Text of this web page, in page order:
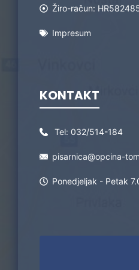
Žiro-račun:
Impresum
KONTAKT
Tel: 032/514-184
pisarnica@opcina-
Ponedjeljak - Petak